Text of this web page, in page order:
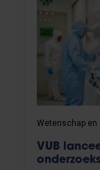
Wetenschap en
VUB